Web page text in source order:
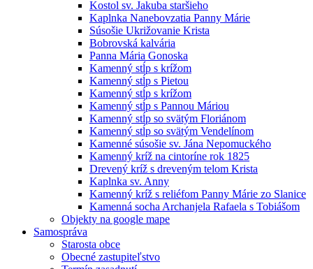
Kostol sv. Jakuba staršieho
Kaplnka Nanebovzatia Panny Márie
Súsošie Ukrižovanie Krista
Bobrovská kalvária
Panna Mária Gonoska
Kamenný stĺp s krížom
Kamenný stĺp s Pietou
Kamenný stĺp s krížom
Kamenný stĺp s Pannou Máriou
Kamenný stĺp so svätým Floriánom
Kamenný stĺp so svätým Vendelínom
Kamenné súsošie sv. Jána Nepomuckého
Kamenný kríž na cintoríne rok 1825
Drevený kríž s dreveným telom Krista
Kaplnka sv. Anny
Kamenný kríž s reliéfom Panny Márie zo Slanice
Kamenná socha Archanjela Rafaela s Tobiášom
Objekty na google mape
Samospráva
Starosta obce
Obecné zastupiteľstvo